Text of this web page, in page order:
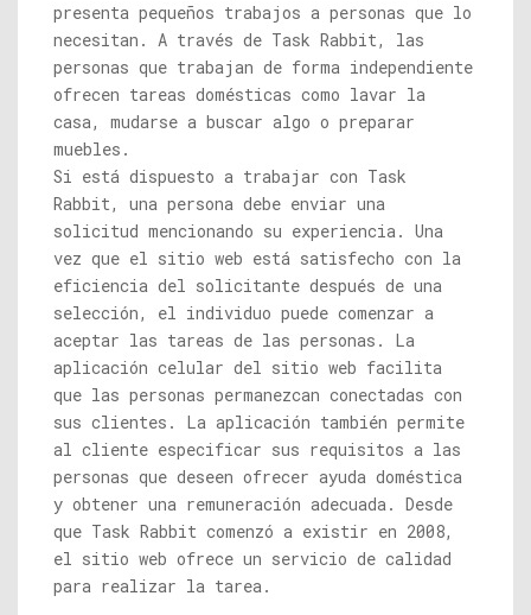
presenta pequeños trabajos a personas que lo
necesitan. A través de Task Rabbit, las
personas que trabajan de forma independiente
ofrecen tareas domésticas como lavar la
casa, mudarse a buscar algo o preparar
muebles.
Si está dispuesto a trabajar con Task
Rabbit, una persona debe enviar una
solicitud mencionando su experiencia. Una
vez que el sitio web está satisfecho con la
eficiencia del solicitante después de una
selección, el individuo puede comenzar a
aceptar las tareas de las personas. La
aplicación celular del sitio web facilita
que las personas permanezcan conectadas con
sus clientes. La aplicación también permite
al cliente especificar sus requisitos a las
personas que deseen ofrecer ayuda doméstica
y obtener una remuneración adecuada. Desde
que Task Rabbit comenzó a existir en 2008,
el sitio web ofrece un servicio de calidad
para realizar la tarea.